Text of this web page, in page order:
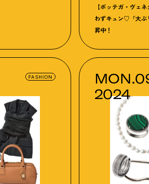
【ボッテガ・ヴェ
わずキュン♡「大ぶ
昇中 ！
FASHION
2024